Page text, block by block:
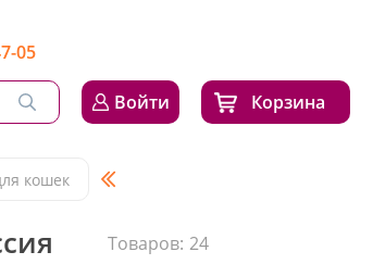
05
Войти Корзина
кошек
Товаров: 24